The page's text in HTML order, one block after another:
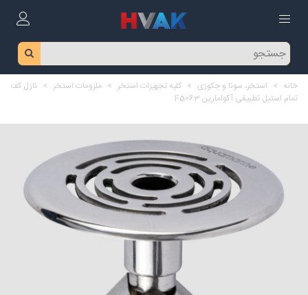
خانه > استخر، سونا و جکوزی > کلیه تجهیزات استخر > ملزومات استخر > نازل کف
تمام استیل تطبیقی آکوامارین F5063